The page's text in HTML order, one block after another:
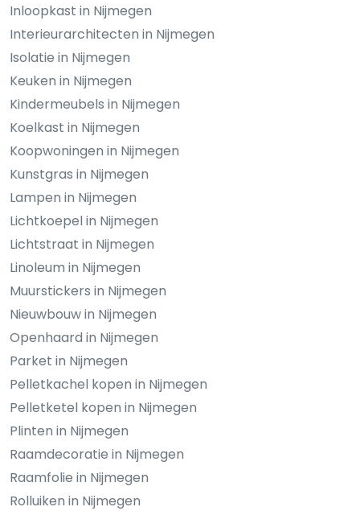
Inloopkast in Nijmegen
Interieurarchitecten in Nijmegen
Isolatie in Nijmegen
Keuken in Nijmegen
Kindermeubels in Nijmegen
Koelkast in Nijmegen
Koopwoningen in Nijmegen
Kunstgras in Nijmegen
Lampen in Nijmegen
Lichtkoepel in Nijmegen
Lichtstraat in Nijmegen
Linoleum in Nijmegen
Muurstickers in Nijmegen
Nieuwbouw in Nijmegen
Openhaard in Nijmegen
Parket in Nijmegen
Pelletkachel kopen in Nijmegen
Pelletketel kopen in Nijmegen
Plinten in Nijmegen
Raamdecoratie in Nijmegen
Raamfolie in Nijmegen
Rolluiken in Nijmegen